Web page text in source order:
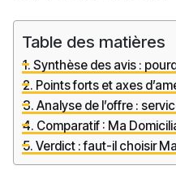
Table des matières
Synthèse des avis :
Points forts et axes
Analyse de l’offre :
Comparatif : Ma
Verdict : faut-il choisir